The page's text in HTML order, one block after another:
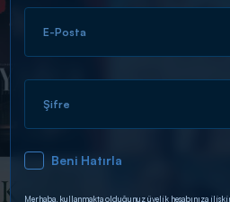
ARAMA SONUÇLARI
DİĞER SONUÇLAR
E-Posta
Şifre
Beni Hatırla
Merhaba, kullanmakta olduğunuz üyelik hesabınıza